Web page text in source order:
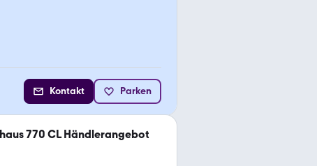
Kontakt Parken
770 CL Händlerangebot